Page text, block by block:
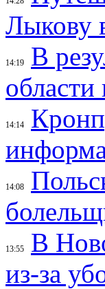
Лыкову
14:19
В
области
14:14
14:08
13:55
В
из-за